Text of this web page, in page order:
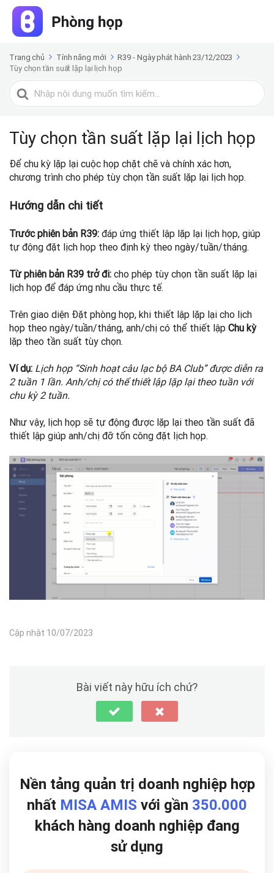
Trang chủ Tính năng mới
R39 - Ngày phát hành 23/12/2023
Tùy chọn tần suất lặp lại lịch họp
Tìm
kiếm
Tùy chọn tần suất lặp lại lịch họp
Để chu kỳ lặp lại cuộc họp chặt chẽ và chính xác hơn,
chương trình cho phép tùy chọn tần suất lặp lại lịch họp.
Hướng dẫn chi tiết
Trước phiên bản R39: đáp ứng thiết lập lặp lại lịch họp, giúp
tự động đặt lịch họp theo định kỳ theo ngày/tuần/tháng.
Từ phiên bản R39 trở đi: cho phép tùy chọn tần suất lặp lại
lịch họp để đáp ứng nhu cầu thực tế.
Trên giao diện Đặt phòng họp, khi thiết lập lặp lại cho lịch
họp theo ngày/tuần/tháng, anh/chị có thể thiết lập Chu kỳ
lặp theo tần suất tùy chọn.
Ví dụ: Lịch họp “Sinh hoạt câu lạc bộ BA Club” được diễn ra
2 tuần 1 lần. Anh/chị có thể thiết lập lặp lại theo tuần với
chu kỳ 2 tuần.
Như vậy, lịch họp sẽ tự động được lặp lại theo tần suất đã
thiết lập giúp anh/chị đỡ tốn công đặt lịch họp.
Cập nhật 10/07/2023
Bài viết này hữu ích chứ?
Nền tảng quản trị doanh nghiệp hợp
nhất MISA AMIS với gần 350.000
khách hàng doanh nghiệp đang
sử dụng